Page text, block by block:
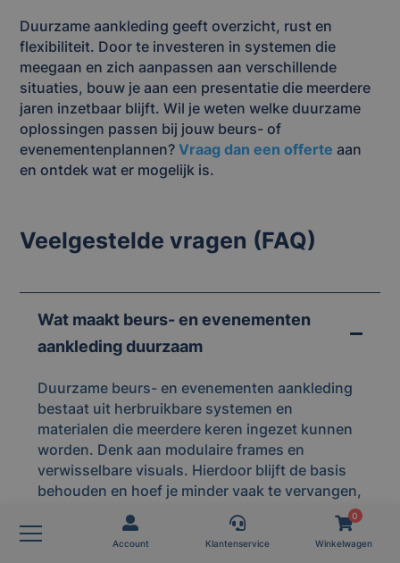
Account Klantenservice
0
Winkelwagen
Duurzame aankleding geeft overzicht, rust en
flexibiliteit. Door te investeren in systemen die
meegaan en zich aanpassen aan verschillende
situaties, bouw je aan een presentatie die meerdere
jaren inzetbaar blijft. Wil je weten welke duurzame
oplossingen passen bij jouw beurs- of
evenementenplannen?Vraag dan een offerte aan
en ontdek wat er mogelijk is.
Veelgestelde vragen (FAQ)
Wat maakt beurs- en evenementen
aankleding duurzaam
Duurzame beurs- en evenementen aankleding
bestaat uit herbruikbare systemen en
materialen die meerdere keren ingezet kunnen
worden. Denk aan modulaire frames en
verwisselbare visuals. Hierdoor blijft de basis
behouden en hoef je minder vaak te vervangen,
wat zorgt voor minder verspilling en meer
overzicht.